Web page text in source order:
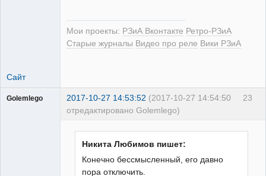
Мои проекты: РЗиА Вконтакте Ретро-РЗиА
Старые журналы Видео про реле Вики РЗиА
Сайт
23
Golemlego 2017-10-27 14:53:52 (2017-10-27 14:54:50
отредактировано Golemlego)
Никита Любимов пишет:
Конечно бессмысленный, его давно
пора отключить.